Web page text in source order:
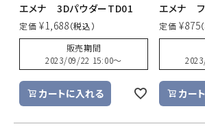
エメナ 3DパウダーTD01
定価 ¥1,688
販売期間
2023/09/22 15:00〜
カートに入れる
エメナ
定価 ¥875
カー